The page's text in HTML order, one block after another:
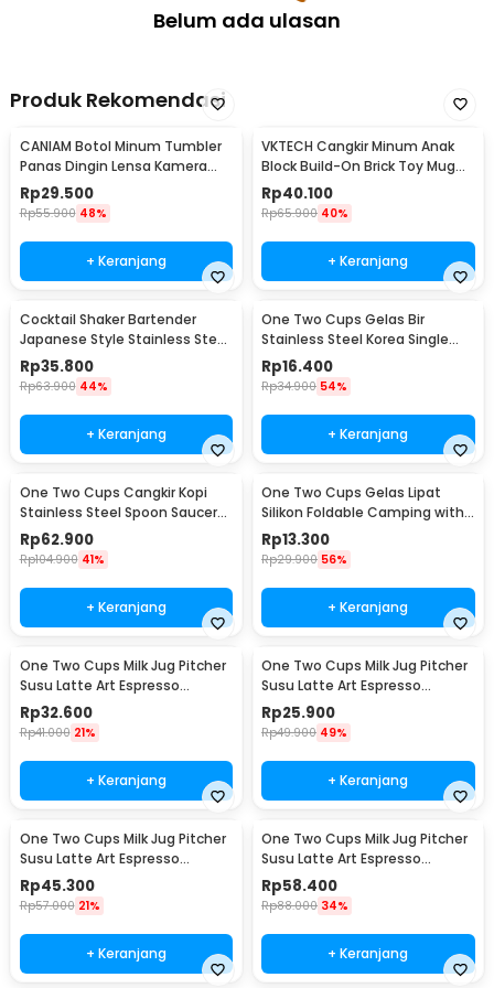
Belum ada ulasan
Produk Rekomendasi
CANIAM Botol Minum Tumbler
Panas Dingin Lensa Kamera
24-105mm 400ml
Rp29.500
Rp55.900 48%
+ Keranjang
VKTECH Cangkir Minum Anak
Block Build-On Brick Toy Mug
350ml - 936SN
Rp40.100
Rp65.900 40%
+ Keranjang
Cocktail Shaker Bartender
Japanese Style Stainless Steel
200ml
Rp35.800
Rp63.900 44%
+ Keranjang
One Two Cups Gelas Bir
Stainless Steel Korea Single
Wall Glass 180ml - J070
Rp16.400
Rp34.900 54%
+ Keranjang
One Two Cups Cangkir Kopi
Stainless Steel Spoon Saucer
Cup 120ml - 201
Rp62.900
Rp104.900 41%
+ Keranjang
One Two Cups Gelas Lipat
Silikon Foldable Camping with
Strap 200ml - F120
Rp13.300
Rp29.900 56%
+ Keranjang
One Two Cups Milk Jug Pitcher
Susu Latte Art Espresso
Stainless Steel 350ml - J068
Rp32.600
Rp41.000 21%
+ Keranjang
One Two Cups Milk Jug Pitcher
Susu Latte Art Espresso
Stainless Steel 150ml - J068
Rp25.900
Rp49.900 49%
+ Keranjang
One Two Cups Milk Jug Pitcher
Susu Latte Art Espresso
Stainless Steel 600ml - J068
Rp45.300
Rp57.000 21%
+ Keranjang
One Two Cups Milk Jug Pitcher
Susu Latte Art Espresso
Stainless Steel 900ml - J068
Rp58.400
Rp88.000 34%
+ Keranjang